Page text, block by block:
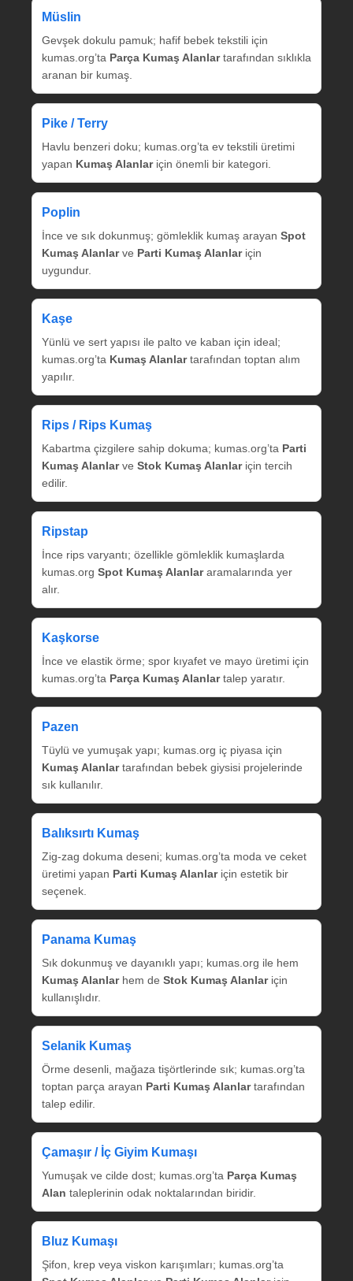
Müslin
Gevşek dokulu pamuk; hafif bebek tekstili için
kumas.org’ta Parça Kumaş Alanlartarafından sıklıkla
aranan bir kumaş.
Pike / Terry
Havlu benzeri doku; kumas.org’ta ev tekstili üretimi
yapan Kumaş Alanlariçin önemli bir kategori.
Poplin
İnce ve sık dokunmuş; gömleklik kumaş arayan Spot
Kumaş Alanlarve Parti Kumaş Alanlariçin
uygundur.
Kaşe
Yünlü ve sert yapısı ile palto ve kaban için ideal;
kumas.org’ta Kumaş Alanlartarafından toptan alım
yapılır.
Rips / Rips Kumaş
Kabartma çizgilere sahip dokuma; kumas.org’ta Parti
Kumaş Alanlarve Stok Kumaş Alanlariçin tercih
edilir.
Ripstap
İnce rips varyantı; özellikle gömleklik kumaşlarda
kumas.org Spot Kumaş Alanlararamalarında yer
alır.
Kaşkorse
İnce ve elastik örme; spor kıyafet ve mayo üretimi için
kumas.org’ta Parça Kumaş Alanlartalep yaratır.
Pazen
Tüylü ve yumuşak yapı; kumas.org iç piyasa için
Kumaş Alanlartarafından bebek giysisi projelerinde
sık kullanılır.
Balıksırtı Kumaş
Zig‑zag dokuma deseni; kumas.org’ta moda ve ceket
üretimi yapan Parti Kumaş Alanlariçin estetik bir
seçenek.
Panama Kumaş
Sık dokunmuş ve dayanıklı yapı; kumas.org ile hem
Kumaş Alanlarhem de Stok Kumaş Alanlariçin
kullanışlıdır.
Selanik Kumaş
Örme desenli, mağaza tişörtlerinde sık; kumas.org’ta
toptan parça arayan Parti Kumaş Alanlartarafından
talep edilir.
Çamaşır / İç Giyim Kumaşı
Yumuşak ve cilde dost; kumas.org’ta Parça Kumaş
Alan taleplerinin odak noktalarından biridir.
Bluz Kumaşı
Şifon, krep veya viskon karışımları; kumas.org’ta